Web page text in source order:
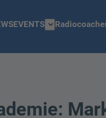
EVENTS expand_more